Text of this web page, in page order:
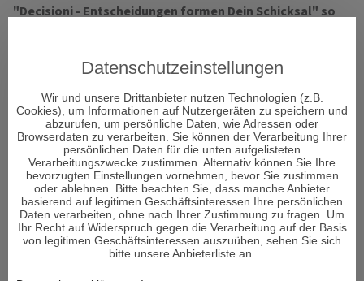
"Decisioni - Entscheidungen formen Dein Schicksal" so
geht es im Leben. Entscheidungen sind ein Moment in
Viele Menschen sehnen sich nach Erholung und suchen den
Zugang zu sich selbst. Aber was genau gibt es, um bei sich
selbst wieder anzukommen und den Fokus auf das zu lenken,
was wirklich wichtig ist im Leben und die richtigen
Entscheidungen zu treffen?
Den Körper und Seele in Einklang zu bringen ist von enormer
Wichtigkeit für den Menschen. Man könnte auch sagen – es
Datenschutzeinstellungen
Wir und unsere Drittanbieter nutzen Technologien (z.B.
Cookies), um Informationen auf Nutzergeräten zu speichern und
abzurufen, um persönliche Daten, wie Adressen oder
Browserdaten zu verarbeiten. Sie können der Verarbeitung Ihrer
persönlichen Daten für die unten aufgelisteten
Verarbeitungszwecke zustimmen. Alternativ können Sie Ihre
bevorzugten Einstellungen vornehmen, bevor Sie zustimmen
oder ablehnen. Bitte beachten Sie, dass manche Anbieter
basierend auf legitimen Geschäftsinteressen Ihre persönlichen
Daten verarbeiten, ohne nach Ihrer Zustimmung zu fragen. Um
Ihr Recht auf Widerspruch gegen die Verarbeitung auf der Basis
von legitimen Geschäftsinteressen auszuüben, sehen Sie sich
bitte unsere Anbieterliste an.